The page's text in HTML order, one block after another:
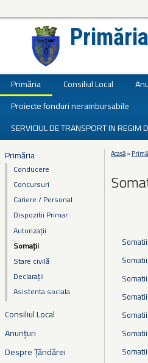
Primăria Consiliul Local
Proiecte fonduri nerambursabile
SERVICIUL DE TRANSPORT IN REGIM
Primăria
Conducere
Concursuri
Cariere / Personal
Dispozitii Primar
Autorizații
Somații
Stare civilă
Declarații
Asistenta sociala
Consiliul Local
Anunțuri
Despre Țăndărei
Eşti
Acasă»